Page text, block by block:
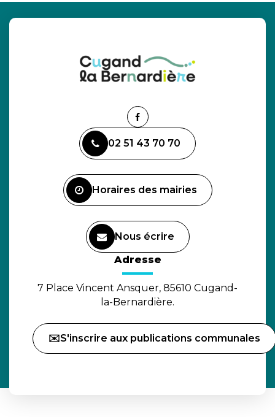
Lien
le
compte
02 51 43 70 70
Horaires des mairies
Nous écrire
(ouverture dans un nouvel
Adresse
7 Place Vincent Ansquer, 85610 Cugand-
la-Bernardière.
✉️S'inscrire aux publications communales